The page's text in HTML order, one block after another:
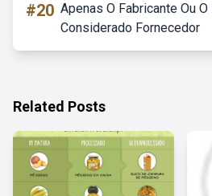
#20 Apenas O Fabricante Ou
Considerado Fornecedor
Related Posts